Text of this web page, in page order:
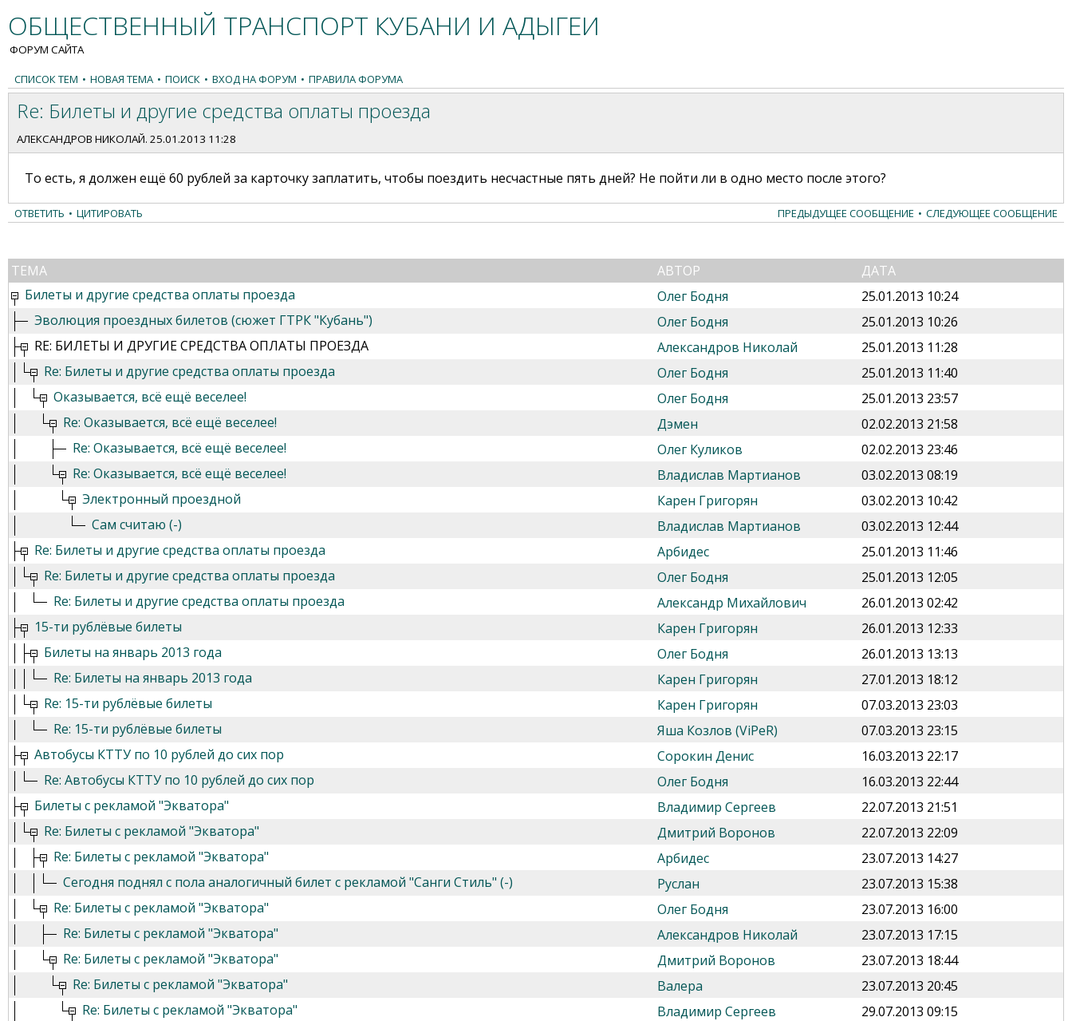
ОБЩЕСТВЕННЫЙ ТРАНСПОРТ КУБАНИ И АДЫГЕИ
ФОРУМ САЙТА
СПИСОК ТЕМ • НОВАЯ ТЕМА • ПОИСК • ВХОД НА ФОРУМ • ПРАВИЛА ФОРУМА
Re: Билеты и другие средства оплаты проезда
АЛЕКСАНДРОВ НИКОЛАЙ. 25.01.2013 11:28
То есть, я должен ещё 60 рублей за карточку заплатить, чтобы поездить несчастные пять дней? Не пойти ли в одно место после этого?
ПРЕДЫДУЩЕЕ СООБЩЕНИЕ • СЛЕДУЮЩЕЕ СООБЩЕНИЕ
ОТВЕТИТЬ • ЦИТИРОВАТЬ
ТЕМА АВТОР
ДАТА
Билеты и другие средства оплаты проезда
Олег Бодня
25.01.2013 10:24
Эволюция проездных билетов (сюжет ГТРК "Кубань")
Олег Бодня
25.01.2013 10:26
RE: БИЛЕТЫ И ДРУГИЕ СРЕДСТВА ОПЛАТЫ ПРОЕЗДА
Александров Николай
25.01.2013 11:28
Re: Билеты и другие средства оплаты проезда
Олег Бодня
25.01.2013 11:40
Оказывается, всё ещё веселее!
Олег Бодня
25.01.2013 23:57
Re: Оказывается, всё ещё веселее!
Дэмен
02.02.2013 21:58
Re: Оказывается, всё ещё веселее!
Олег Куликов
02.02.2013 23:46
Re: Оказывается, всё ещё веселее!
Владислав Мартианов
03.02.2013 08:19
Электронный проездной
Карен Григорян
03.02.2013 10:42
Сам считаю (-)
Владислав Мартианов
03.02.2013 12:44
Re: Билеты и другие средства оплаты проезда
Арбидес
25.01.2013 11:46
Re: Билеты и другие средства оплаты проезда
Олег Бодня
25.01.2013 12:05
Re: Билеты и другие средства оплаты проезда
Александр Михайлович
26.01.2013 02:42
15-ти рублёвые билеты
Карен Григорян
26.01.2013 12:33
Билеты на январь 2013 года
Олег Бодня
26.01.2013 13:13
Re: Билеты на январь 2013 года
Карен Григорян
27.01.2013 18:12
Re: 15-ти рублёвые билеты
Карен Григорян
07.03.2013 23:03
Re: 15-ти рублёвые билеты
Яша Козлов (ViPeR)
07.03.2013 23:15
Автобусы КТТУ по 10 рублей до сих пор
Сорокин Денис
16.03.2013 22:17
Re: Автобусы КТТУ по 10 рублей до сих пор
Олег Бодня
16.03.2013 22:44
Билеты с рекламой "Экватора"
Владимир Сергеев
22.07.2013 21:51
Re: Билеты с рекламой "Экватора"
Дмитрий Воронов
22.07.2013 22:09
Re: Билеты с рекламой "Экватора"
Арбидес
23.07.2013 14:27
Сегодня поднял с пола аналогичный билет с рекламой "Санги Стиль" (-)
Руслан
23.07.2013 15:38
Re: Билеты с рекламой "Экватора"
Олег Бодня
23.07.2013 16:00
Re: Билеты с рекламой "Экватора"
Александров Николай
23.07.2013 17:15
Re: Билеты с рекламой "Экватора"
Дмитрий Воронов
23.07.2013 18:44
Re: Билеты с рекламой "Экватора"
Валера
23.07.2013 20:45
Re: Билеты с рекламой "Экватора"
Владимир Сергеев
29.07.2013 09:15